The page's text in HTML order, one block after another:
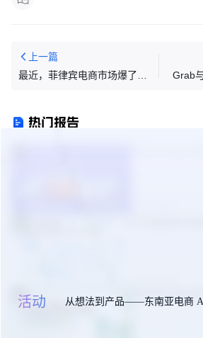
活动
上一篇
最近，菲律宾电商市场爆了！
Grab
热门报告
3 东南亚出海合